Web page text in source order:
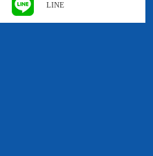
LINE